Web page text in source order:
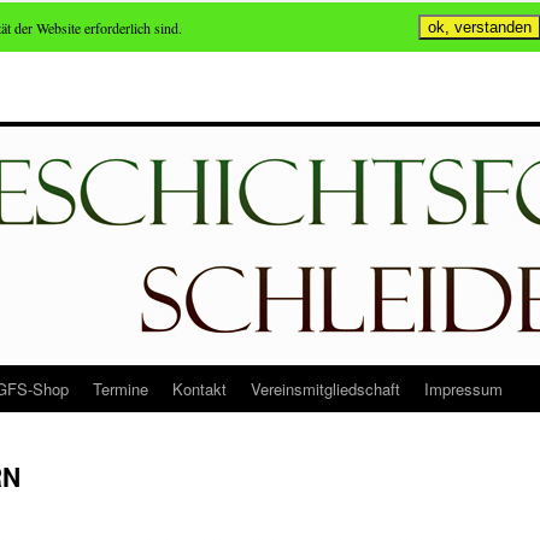
Shop Termine Kontakt Vereinsmitgliedschaft Impressum
der Website erforderlich sind. ok, verstanden